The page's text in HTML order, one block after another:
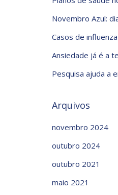
Novembro Azul:
Casos de
Ansiedade já é a
Pesquisa ajuda a
Arquivos
novembro 2024
outubro 2024
outubro 2021
maio 2021